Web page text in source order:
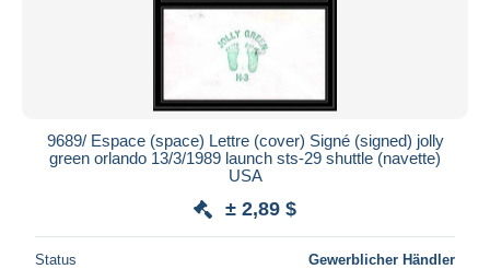
9689/ Espace (space) Lettre (cover) Signé (signed) jolly
green orlando 13/3/1989 launch sts-29 shuttle (navette)
USA
± 2,89 $
Status Gewerblicher Händler